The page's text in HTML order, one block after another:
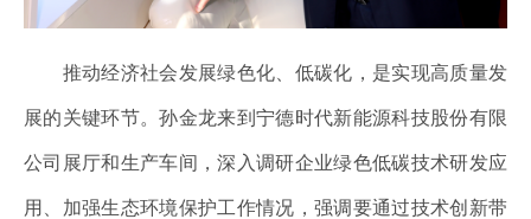
推动经济社会发展绿色化、低碳化，是实现高质量发
展的关键环节。孙金龙来到宁德时代新能源科技股份有限
公司展厅和生产车间，深入调研企业绿色低碳技术研发应
用、加强生态环境保护工作情况，强调要通过技术创新带